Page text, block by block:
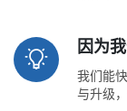
因为
我们能
与升级